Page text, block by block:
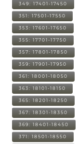
349: 17401-17450
351: 17501-17550
353: 17601-17650
355: 17701-17750
357: 17801-17850
359: 17901-17950
361: 18001-18050
363: 18101-18150
365: 18201-18250
367: 18301-18350
369: 18401-18450
371: 18501-18550